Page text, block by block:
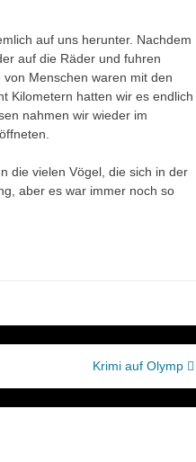
auf uns herunter. Nachdem
auf die Räder und fuhren
Menschen waren mit den
Kilometern hatten wir es endlich
nahmen wir wieder im
die vielen Vögel, die sich in der
aber es war immer noch so
Krimi auf Olymp